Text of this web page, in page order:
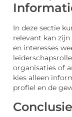
In deze sectie
relevant kan
en interesses
organisaties of
kies alleen
profiel en de
Conclusie